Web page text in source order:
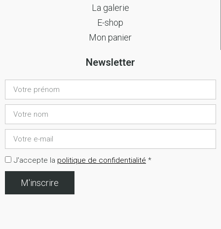
La galerie
E-shop
Mon panier
Newsletter
J'accepte la politique de confidentialité *
M'inscrire